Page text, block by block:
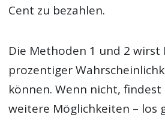
Cent zu bezahlen.
Die Methoden 1 und 2 wirst
prozentiger
können. Wenn nicht, findest
weitere Möglichkeiten – los